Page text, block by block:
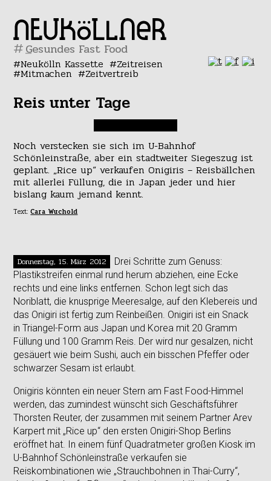
#
Neukölln Kassette Zeitreisen
Mitmachen Zeitvertreib
Reis unter Tage
Noch verstecken sie sich im U-Bahnhof
Schönleinstraße, aber ein stadtweiter Siegeszug ist
geplant. „Rice up“ verkaufen Onigiris – Reisbällchen
mit allerlei Füllung, die in Japan jeder und hier
bislang kaum jemand kennt.
Text:Cara Wuchold
Donnerstag, 15. März 2012
Drei Schritte zum Genuss:
Plastikstreifen einmal rund herum abziehen, eine Ecke
rechts und eine links entfernen. Schon legt sich das
Noriblatt, die knusprige Meeresalge, auf den Klebereis und
das Onigiri ist fertig zum Reinbeißen. Onigiri ist ein Snack
in Triangel-Form aus Japan und Korea mit 20 Gramm
Füllung und 100 Gramm Reis. Der wird nur gesalzen, nicht
gesäuert wie beim Sushi, auch ein bisschen Pfeffer oder
schwarzer Sesam ist erlaubt.
Onigiris könnten ein neuer Stern am Fast Food-Himmel
werden, das zumindest wünscht sich Geschäftsführer
Thorsten Reuter, der zusammen mit seinem Partner Arev
Karpert mit „Rice up“ den ersten Onigiri-Shop Berlins
eröffnet hat. In einem fünf Quadratmeter großen Kiosk im
U-Bahnhof Schönleinstraße verkaufen sie
Reiskombinationen wie „Strauchbohnen in Thai-Curry“,